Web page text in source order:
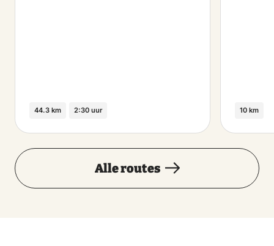
44.3 km 2:30 uur 10 km
Alle routes